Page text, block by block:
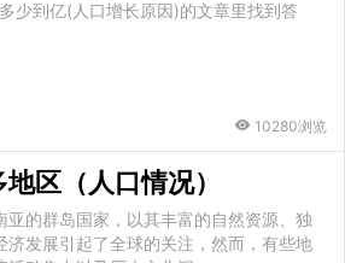
少到亿(人口增长原因)的文章里找到答
10280浏览
区（人口情况）
亚的群岛国家，以其丰富的自然资源、独
济发展引起了全球的关注，然而，有些地